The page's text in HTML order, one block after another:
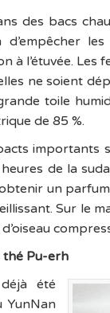
des bacs
les
à l’étuvée. Les
ne soient
toile
de 85 %.
importants
de la
un
Sur le
thé Pu-erh
été
YunNan